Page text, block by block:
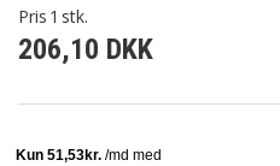
FORTRYDELSESRET
Pris 1 stk.
206,10 DKK